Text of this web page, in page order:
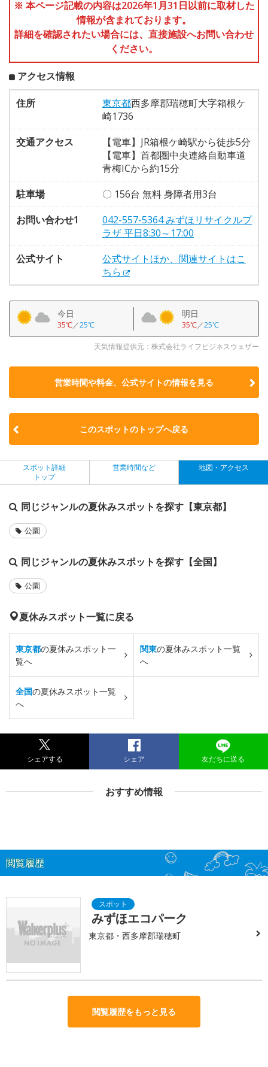
※ 本ページ記載の内容は2026年1月31日以前に取材した
情報が含まれております。
詳細を確認されたい場合には、直接施設へお問い合わせ
ください。
アクセス情報
住所 東京都西多摩郡瑞穂町大字箱根ケ
崎1736
交通アクセス
【電車】JR箱根ケ崎駅から徒歩5分
【電車】首都圏中央連絡自動車道
青梅ICから約15分
駐車場
〇 156台 無料 身障者用3台
お問い合わせ1
042-557-5364 みずほリサイクルプ
ラザ 平日8:30～17:00
公式サイト
公式サイトほか、関連サイトはこ
ちら
今日
35℃／25℃
明日
35℃／25℃
天気情報提供元：株式会社ライフビジネスウェザー
営業時間や料金、公式サイトの情報を見る
このスポットのトップへ戻る
スポット詳細
トップ
営業時間など 地図・アクセス
同じジャンルの夏休みスポットを探す【東京都】
公園
同じジャンルの夏休みスポットを探す【全国】
公園
夏休みスポット一覧に戻る
東京都の夏休みスポット一
覧へ
関東の夏休みスポット一覧
へ
全国の夏休みスポット一覧
へ
シェアする シェア 友だちに送る
おすすめ情報
閲覧履歴
みずほエコパーク
東京都・西多摩郡瑞穂町
閲覧履歴をもっと見る